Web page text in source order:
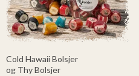
Cold Hawaii Bolsjer
og Thy Bolsjer